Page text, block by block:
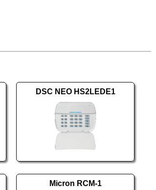
DSC NEO HS2LEDE1
Micron RCM-1